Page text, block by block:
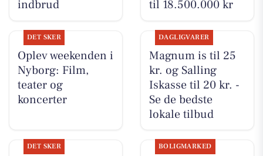
indbrud
til 18.500.000 kr
DET SKER
Oplev weekenden i
Nyborg: Film,
teater og
koncerter
DAGLIGVARER
Magnum is til 25
kr. og Salling
Iskasse til 20 kr. -
Se de bedste
lokale tilbud
DET SKER BOLIGMARKED